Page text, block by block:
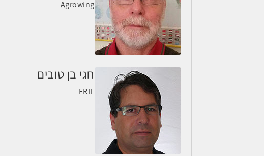
Agrowing
חגי בן טובים
FRIL